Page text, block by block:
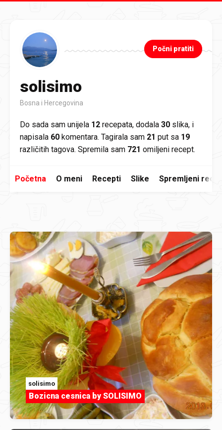
solisimo
Bosna i Hercegovina
Počni pratiti
Do sada sam unijela 12 recepata, dodala 30 slika, i
napisala 60 komentara. Tagirala sam 21 put sa 19
različitih tagova. Spremila sam 721 omiljeni recept.
Početna O meni Recepti Slike Spremljeni
solisimo
Bozicna cesnica by SOLISIMO